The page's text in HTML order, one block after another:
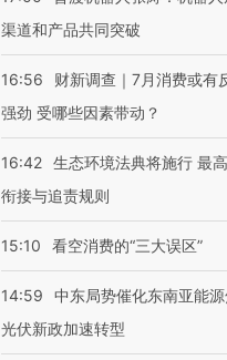
渠道和产品共同突破
16:56
财新调查｜7月消费或有
强劲 受哪些因素带动？
16:42 生态环境法典将施行 最
衔接与追责规则
15:10 看空消费的“三大误区”
14:59
中东局势催化东南亚能
光伏新政加速转型